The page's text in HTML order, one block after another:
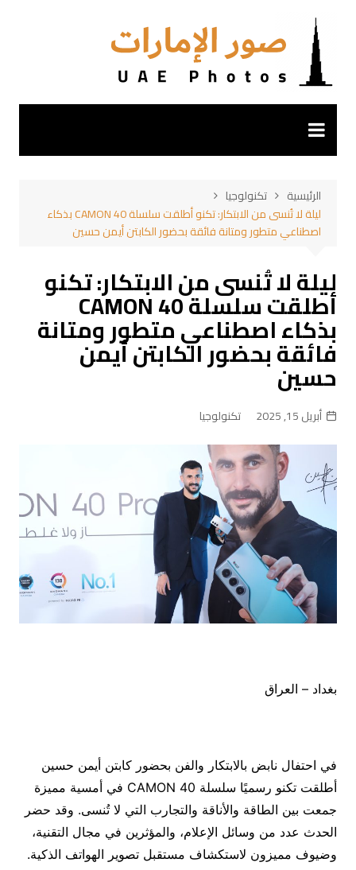
المحتوى
الرئيسية
تكنولوجيا
ليلة لا تُنسى من الابتكار: تكنو أطلقت سلسلة CAMON 40 بذكاء
اصطناعي متطور ومتانة فائقة بحضور الكابتن أيمن حسين
ليلة لا تُنسى من الابتكار: تكنو
أطلقت سلسلة CAMON 40
بذكاء اصطناعي متطور ومتانة
فائقة بحضور الكابتن أيمن
حسين
أبريل 15, 2025 تكنولوجيا
بغداد – العراق
في احتفال نابض بالابتكار والفن بحضور كابتن أيمن حسين
أطلقت تكنو رسميًا سلسلة CAMON 40 في أمسية مميزة
جمعت بين الطاقة والأناقة والتجارب التي لا تُنسى. وقد حضر
الحدث عدد من وسائل الإعلام، والمؤثرين في مجال التقنية،
وضيوف مميزون لاستكشاف مستقبل تصوير الهواتف الذكية.